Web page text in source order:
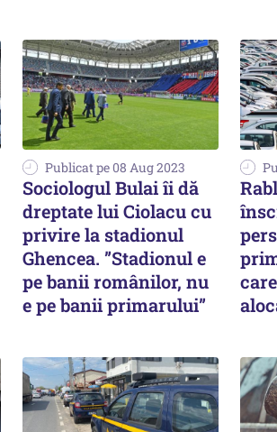
Publicat pe 08 Aug 2023
Sociologul Bulai îi dă
dreptate lui Ciolacu cu
privire la stadionul
Ghencea. ”Stadionul e
pe banii românilor, nu
e pe banii primarului”